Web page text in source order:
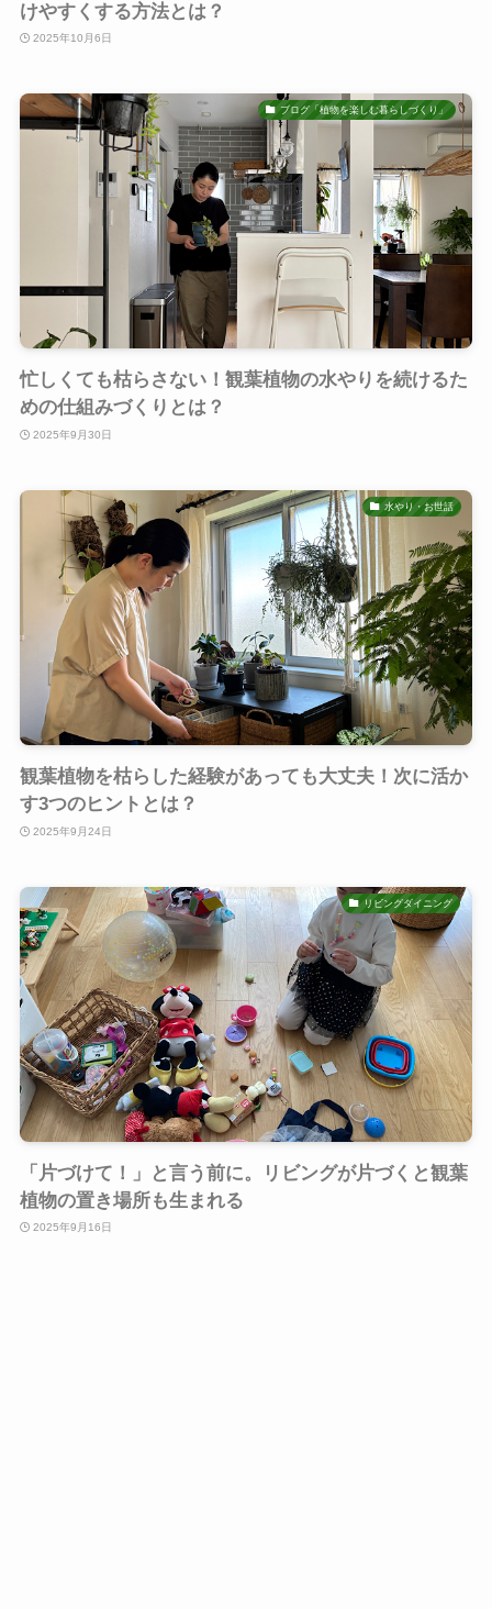
けやすくする方法とは？
2025年10月6日
ブログ「植物を楽しむ暮らしづくり」
忙しくても枯らさない！観葉植物の水やりを続けるた
めの仕組みづくりとは？
2025年9月30日
水やり・お世話
観葉植物を枯らした経験があっても大丈夫！次に活か
す3つのヒントとは？
2025年9月24日
リビングダイニング
「片づけて！」と言う前に。リビングが片づくと観葉
植物の置き場所も生まれる
2025年9月16日